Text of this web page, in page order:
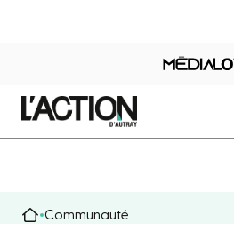
Communauté